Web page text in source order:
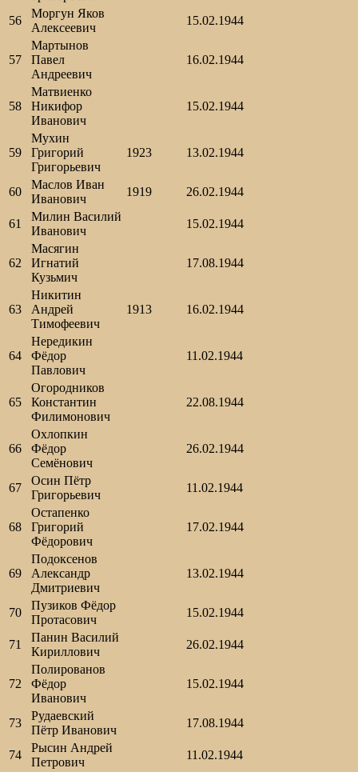
56
Моргун Яков
Алексеевич
15.02.1944
57
Мартынов
Павел
Андреевич
16.02.1944
58
Матвиенко
Никифор
Иванович
15.02.1944
59
Мухин
Григорий
Григорьевич
1923 13.02.1944
60
Маслов Иван
Иванович
1919 26.02.1944
61
Милин Василий
Иванович
15.02.1944
62
Масягин
Игнатий
Кузьмич
17.08.1944
63
Никитин
Андрей
Тимофеевич
1913 16.02.1944
64
Нередикин
Фёдор
Павлович
11.02.1944
65
Огородников
Константин
Филимонович
22.08.1944
66
Охлопкин
Фёдор
Семёнович
26.02.1944
67
Осин Пётр
Григорьевич
11.02.1944
68
Остапенко
Григорий
Фёдорович
17.02.1944
69
Подоксенов
Александр
Дмитриевич
13.02.1944
70
Пузиков Фёдор
Протасович
15.02.1944
71
Панин Василий
Кириллович
26.02.1944
72
Полированов
Фёдор
Иванович
15.02.1944
73
Рудаевский
Пётр Иванович
17.08.1944
74
Рысин Андрей
Петрович
11.02.1944